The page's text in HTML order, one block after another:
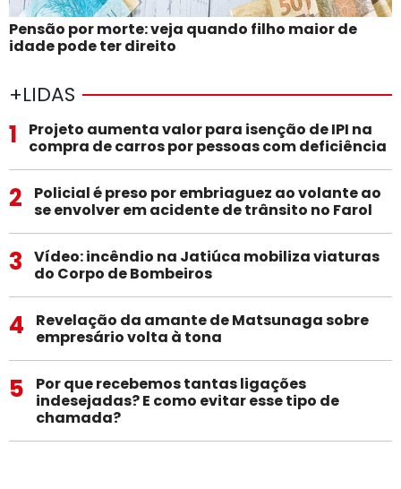
Pensão por morte: veja quando filho maior de
idade pode ter direito
+LIDAS
1
Projeto aumenta valor para isenção de IPI na
compra de carros por pessoas com deficiência
2
Policial é preso por embriaguez ao volante ao
se envolver em acidente de trânsito no Farol
3
Vídeo: incêndio na Jatiúca mobiliza viaturas
do Corpo de Bombeiros
4
Revelação da amante de Matsunaga sobre
empresário volta à tona
5
Por que recebemos tantas ligações
indesejadas? E como evitar esse tipo de
chamada?